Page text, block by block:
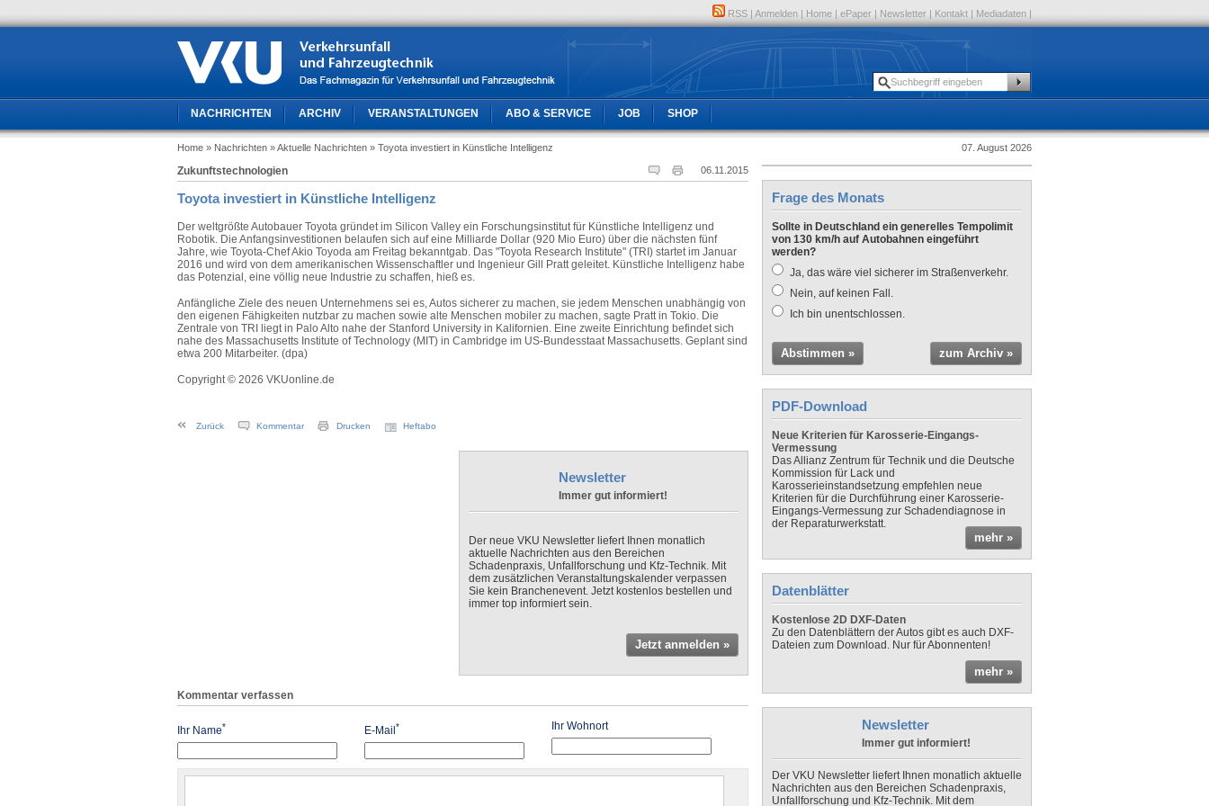
RSS | Anmelden | Home | ePaper | Newsletter | Kontakt | Mediadaten |
NACHRICHTEN ARCHIV VERANSTALTUNGEN ABO & SERVICE JOB SHOP
Home » Nachrichten » Aktuelle Nachrichten » Toyota investiert in Künstliche Intelligenz 07. August 2026
06.11.2015
Zukunftstechnologien
Toyota investiert in Künstliche Intelligenz
Der weltgrößte Autobauer Toyota gründet im Silicon Valley ein Forschungsinstitut für Künstliche Intelligenz und
Robotik. Die Anfangsinvestitionen belaufen sich auf eine Milliarde Dollar (920 Mio Euro) über die nächsten fünf
Jahre, wie Toyota-Chef Akio Toyoda am Freitag bekanntgab. Das "Toyota Research Institute" (TRI) startet im Januar
2016 und wird von dem amerikanischen Wissenschaftler und Ingenieur Gill Pratt geleitet. Künstliche Intelligenz habe
das Potenzial, eine völlig neue Industrie zu schaffen, hieß es.
Anfängliche Ziele des neuen Unternehmens sei es, Autos sicherer zu machen, sie jedem Menschen unabhängig von
den eigenen Fähigkeiten nutzbar zu machen sowie alte Menschen mobiler zu machen, sagte Pratt in Tokio. Die
Zentrale von TRI liegt in Palo Alto nahe der Stanford University in Kalifornien. Eine zweite Einrichtung befindet sich
nahe des Massachusetts Institute of Technology (MIT) in Cambridge im US-Bundesstaat Massachusetts. Geplant sind
etwa 200 Mitarbeiter. (dpa)
Copyright © 2026 VKUonline.de
Zurück Kommentar Drucken Heftabo
Newsletter
Immer gut informiert!
Der neue VKU Newsletter liefert Ihnen monatlich
aktuelle Nachrichten aus den Bereichen
Schadenpraxis, Unfallforschung und Kfz-Technik. Mit
dem zusätzlichen Veranstaltungskalender verpassen
Sie kein Branchenevent. Jetzt kostenlos bestellen und
immer top informiert sein.
Jetzt anmelden »
Kommentar verfassen
Ihr Name* E-Mail * Ihr Wohnort
Frage des Monats
Sollte in Deutschland ein generelles Tempolimit
von 130 km/h auf Autobahnen eingeführt
werden?
Ja, das wäre viel sicherer im Straßenverkehr.
Nein, auf keinen Fall.
Ich bin unentschlossen.
Abstimmen » zum Archiv »
PDF-Download
Neue Kriterien für Karosserie-Eingangs-
Vermessung
Das Allianz Zentrum für Technik und die Deutsche
Kommission für Lack und
Karosserieinstandsetzung empfehlen neue
Kriterien für die Durchführung einer Karosserie-
Eingangs-Vermessung zur Schadendiagnose in
der Reparaturwerkstatt.
mehr »
Datenblätter
Kostenlose 2D DXF-Daten
Zu den Datenblättern der Autos gibt es auch DXF-
Dateien zum Download. Nur für Abonnenten!
mehr »
Newsletter
Immer gut informiert!
Der VKU Newsletter liefert Ihnen monatlich aktuelle
Nachrichten aus den Bereichen Schadenpraxis,
Unfallforschung und Kfz-Technik. Mit dem